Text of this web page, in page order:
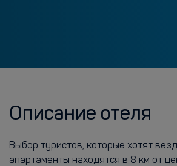
Описание отеля
Выбор туристов, которые хотят
апартаменты находятся в 8 км от